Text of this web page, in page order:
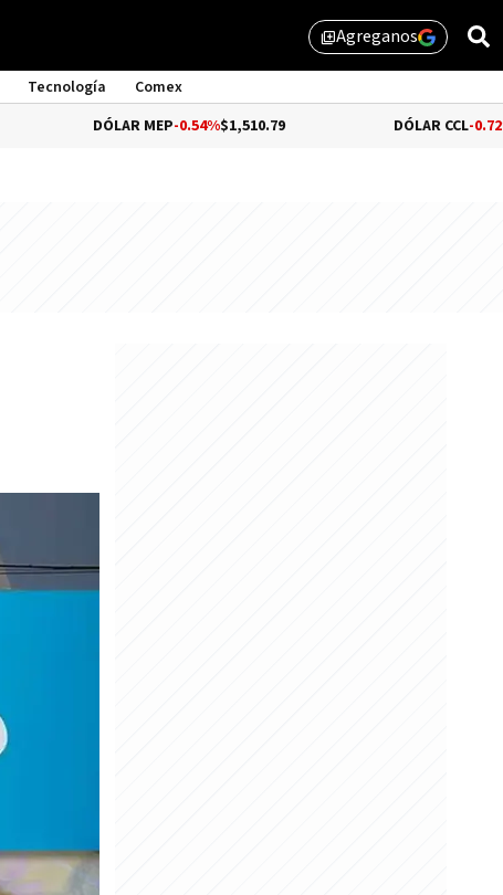
library_addAgreganos
Tecnología
Comex
DÓLAR MEP-0.54%$1,510.79 -0.72%